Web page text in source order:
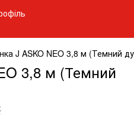
J ASKO NEO 3,8 м (Темний
3,8 м (Темний